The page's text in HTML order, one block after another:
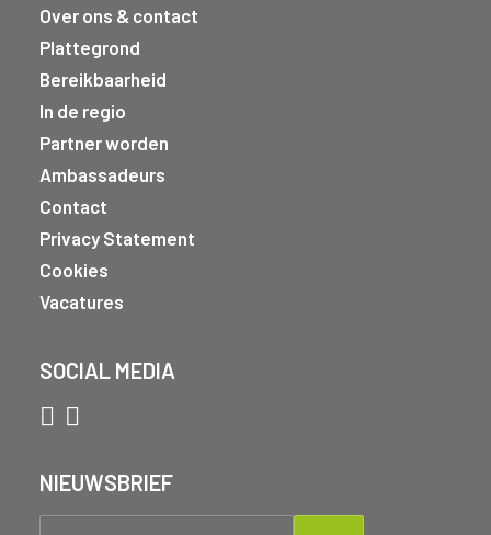
Over ons & contact
Plattegrond
Bereikbaarheid
In de regio
Partner worden
Ambassadeurs
Contact
Privacy Statement
Cookies
Vacatures
SOCIAL MEDIA
NIEUWSBRIEF